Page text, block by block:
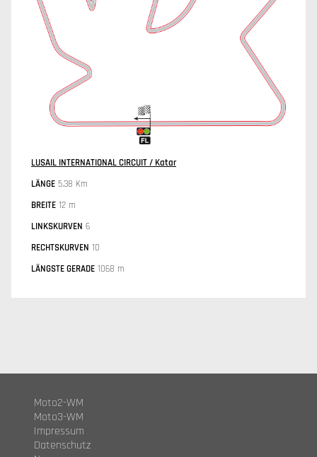
LUSAIL INTERNATIONAL CIRCUIT / Katar
LÄNGE 5.38 Km
BREITE 12 m
LINKSKURVEN 6
RECHTSKURVEN 10
LÄNGSTE GERADE 1068 m
Moto2-WM
Moto3-WM
Impressum
Datenschutz